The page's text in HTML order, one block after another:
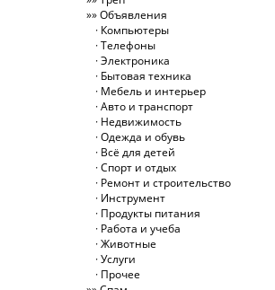
Объявления
Компьютеры
Телефоны
Электроника
Бытовая техника
Мебель и интерьер
Авто и транспорт
Недвижимость
Одежда и обувь
Всё для детей
Спорт и отдых
Ремонт и строительство
Инструмент
Продукты питания
Работа и учеба
Животные
Услуги
Прочее